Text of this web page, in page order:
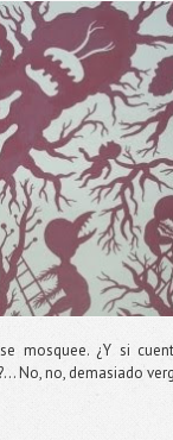
mosquee. ¿Y si
No, no, demasiado